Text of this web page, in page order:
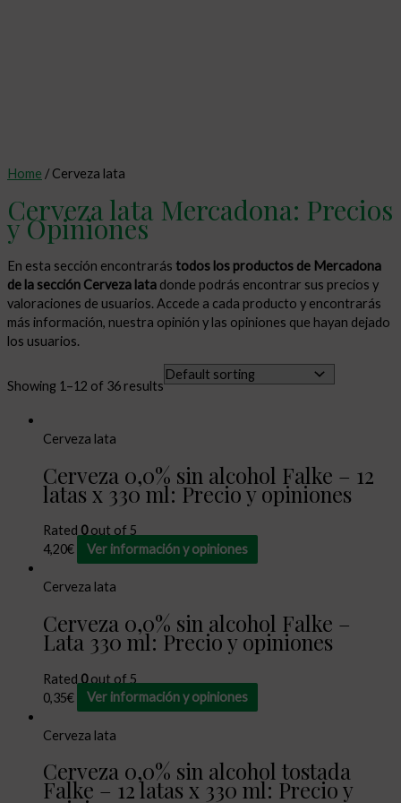
Home / Cerveza lata
Cerveza lata Mercadona: Precios
y Opiniones
En esta sección encontrarás todos los productos de Mercadona
de la sección Cerveza lata donde podrás encontrar sus precios y
valoraciones de usuarios. Accede a cada producto y encontrarás
más información, nuestra opinión y las opiniones que hayan dejado
los usuarios.
Showing 1–12 of 36 results
Cerveza lata
Cerveza 0,0% sin alcohol Falke – 12
latas x 330 ml: Precio y opiniones
Rated 0out of 5
4,20€ Ver información y opiniones
Cerveza lata
Cerveza 0,0% sin alcohol Falke –
Lata 330 ml: Precio y opiniones
Rated 0out of 5
0,35€ Ver información y opiniones
Cerveza lata
Cerveza 0,0% sin alcohol tostada
Falke – 12 latas x 330 ml: Precio y